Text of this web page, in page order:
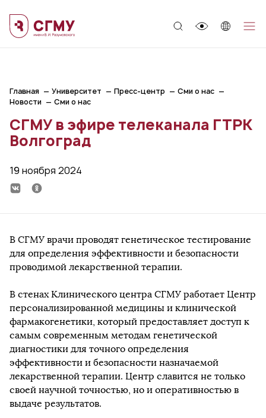
Главная Университет Пресс-центр
Сми о нас
Новости
Сми о нас
СГМУ в эфире телеканала ГТРК
Волгоград
19 ноября 2024
В СГМУ врачи проводят генетическое тестирование
для определения эффективности и безопасности
проводимой лекарственной терапии.
В стенах Клинического центра СГМУ работает Центр
персонализированной медицины и клинической
фармакогенетики, который предоставляет доступ к
самым современным методам генетической
диагностики для точного определения
эффективности и безопасности назначаемой
лекарственной терапии. Центр славится не только
своей научной точностью, но и оперативностью в
выдаче результатов.